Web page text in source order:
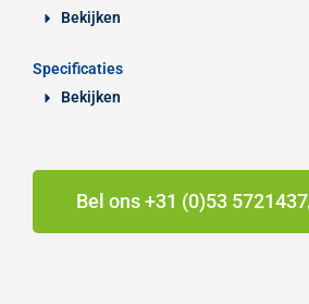
Bekijken
Specificaties
Bekijken
Bel ons +31 (0)53 5721437